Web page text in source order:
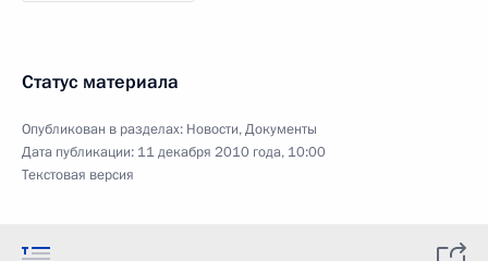
Статус материала
Опубликован в разделах: Новости,Документы
Дата публикации: 11 декабря 2010 года, 10:00
Текстовая версия